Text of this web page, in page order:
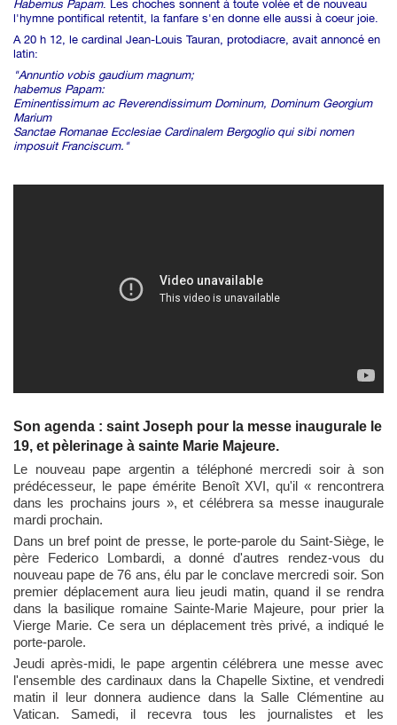
Habemus Papam. Les choches sonnent à toute volée et de nouveau
l'hymne pontifical retentit, la fanfare s'en donne elle aussi à coeur joie.
A 20 h 12, le cardinal Jean-Louis Tauran, protodiacre, avait annoncé en
latin:
"Annuntio vobis gaudium magnum;
habemus Papam:
Eminentissimum ac Reverendissimum Dominum, Dominum Georgium
Marium
Sanctae Romanae Ecclesiae Cardinalem Bergoglio qui sibi nomen
imposuit Franciscum."
Son agenda : saint Joseph pour la messe inaugurale le
19, et pèlerinage à sainte Marie Majeure.
Le nouveau pape argentin a téléphoné mercredi soir à son
prédécesseur, le pape émérite Benoît XVI, qu'il « rencontrera
dans les prochains jours », et célébrera sa messe inaugurale
mardi prochain.
Dans un bref point de presse, le porte-parole du Saint-Siège, le
père Federico Lombardi, a donné d'autres rendez-vous du
nouveau pape de 76 ans, élu par le conclave mercredi soir. Son
premier déplacement aura lieu jeudi matin, quand il se rendra
dans la basilique romaine Sainte-Marie Majeure, pour prier la
Vierge Marie. Ce sera un déplacement très privé, a indiqué le
porte-parole.
Jeudi après-midi, le pape argentin célébrera une messe avec
l'ensemble des cardinaux dans la Chapelle Sixtine, et vendredi
matin il leur donnera audience dans la Salle Clémentine au
Vatican. Samedi, il recevra tous les journalistes et les